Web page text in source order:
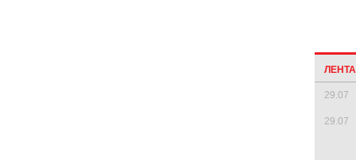
29.07
29.07